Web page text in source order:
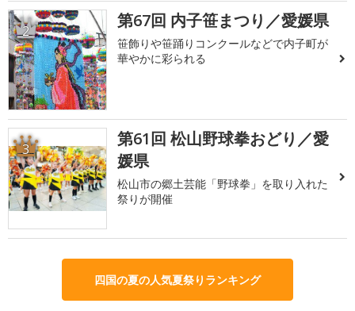
2 第67回 内子笹まつり／愛媛県
笹飾りや笹踊りコンクールなどで内子町が
華やかに彩られる
3
第61回 松山野球拳おどり／愛
媛県
松山市の郷土芸能「野球拳」を取り入れた
祭りが開催
四国の夏の人気夏祭りランキング